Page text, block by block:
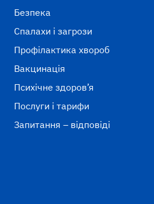
Безпека
Спалахи і загрози
Профілактика хвороб
Вакцинація
Психічне здоров’я
Послуги і тарифи
Запитання – відповіді